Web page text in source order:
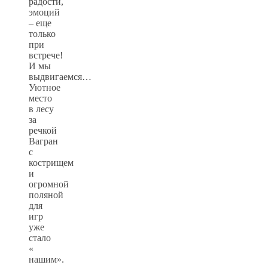
эмоций
– еще
только
при
встрече!
И мы
выдвигаемся…
Уютное
место
в лесу
за
речкой
Вагран
с
кострищем
и
огромной
поляной
для
игр
уже
стало
«
нашим».